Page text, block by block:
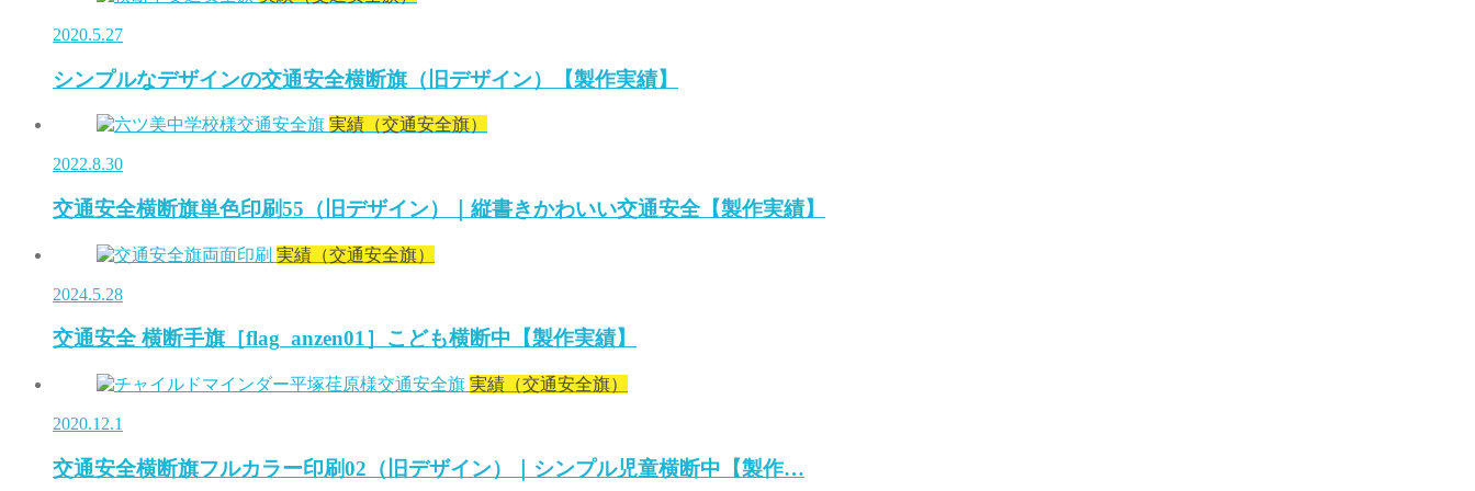
2020.5.27
シンプルなデザインの交通安全横断旗（旧デザイン）【製作実績】
実績（交通安全旗）
2022.8.30
交通安全横断旗単色印刷55（旧デザイン）｜縦書きかわいい交通安全【製作実績】
実績（交通安全旗）
2024.5.28
交通安全 横断手旗［flag_anzen01］こども横断中【製作実績】
実績（交通安全旗）
2020.12.1
交通安全横断旗フルカラー印刷02（旧デザイン）｜シンプル児童横断中【製作…